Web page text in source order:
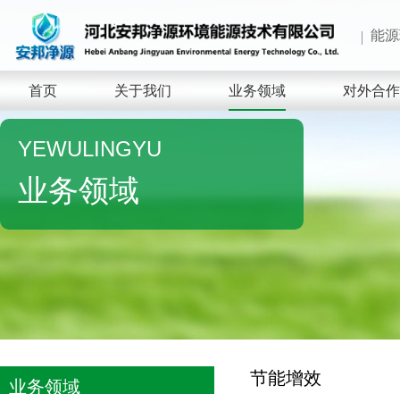
能
首页 关于我们 业务领域 对外合作
YEWULINGYU
业务领域
业务领域 节能增效